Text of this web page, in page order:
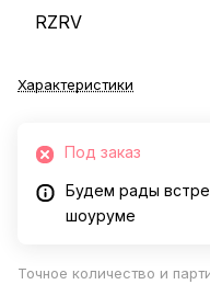
RZRV
Характеристики
Под заказ
Будем рады
шоуруме
Точное количество и